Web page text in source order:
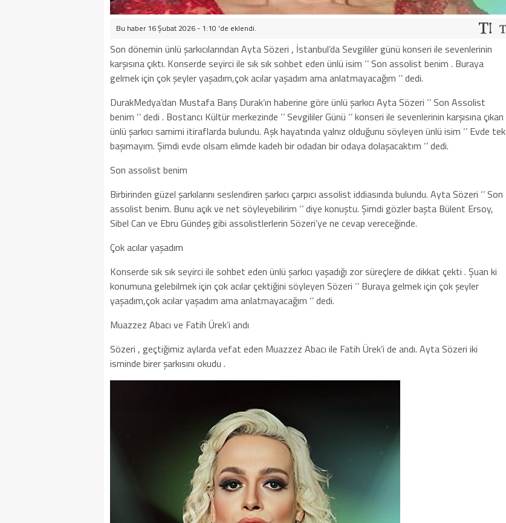
Bu haber 16 Şubat 2026 - 1:10 'de eklendi.
Son dönemin ünlü şarkıcılarından Ayta Sözeri , İstanbul’da Sevgililer günü konseri ile sevenlerinin
karşısına çıktı. Konserde seyirci ile sık sık sohbet eden ünlü isim ‘’ Son assolist benim . Buraya
gelmek için çok şeyler yaşadım,çok acılar yaşadım ama anlatmayacağım ‘’ dedi.
DurakMedya’dan Mustafa Barış Durak’ın haberine göre ünlü şarkıcı Ayta Sözeri ‘’ Son Assolist
benim ‘’ dedi . Bostancı Kültür merkezinde ‘’ Sevgililer Günü ‘’ konseri ile sevenlerinin karşısına çıkan
ünlü şarkıcı samimi itiraflarda bulundu. Aşk hayatında yalnız olduğunu söyleyen ünlü isim ‘’ Evde tek
başımayım. Şimdi evde olsam elimde kadeh bir odadan bir odaya dolaşacaktım ‘’ dedi.
Son assolist benim
Birbirinden güzel şarkılarını seslendiren şarkıcı çarpıcı assolist iddiasında bulundu. Ayta Sözeri ‘’ Son
assolist benim. Bunu açık ve net söyleyebilirim ‘’ diye konuştu. Şimdi gözler başta Bülent Ersoy,
Sibel Can ve Ebru Gündeş gibi assolistlerlerin Sözeri’ye ne cevap vereceğinde.
Çok acılar yaşadım
Konserde sık sık seyirci ile sohbet eden ünlü şarkıcı yaşadığı zor süreçlere de dikkat çekti . Şuan ki
konumuna gelebilmek için çok acılar çektiğini söyleyen Sözeri ‘’ Buraya gelmek için çok şeyler
yaşadım,çok acılar yaşadım ama anlatmayacağım ‘’ dedi.
Muazzez Abacı ve Fatih Ürek’i andı
Sözeri , geçtiğimiz aylarda vefat eden Muazzez Abacı ile Fatih Ürek’i de andı. Ayta Sözeri iki
isminde birer şarkısını okudu .